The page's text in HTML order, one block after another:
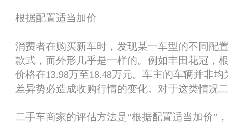
根据配置适当加价
消费者在购买新车时，发现某一车型的不同配
款式，而外形几乎是一样的。例如丰田花冠，
价格在13.98万至18.48万元。车主的车辆并非
差异势必造成收购行情的变化。对于这类情况
二手车商家的评估方法是“根据配置适当加价”